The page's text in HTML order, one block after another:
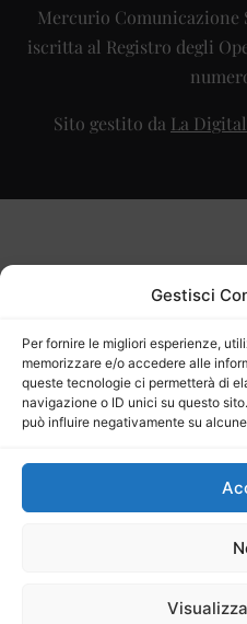
Gestisci
Per fornire le migliori esperienze,
memorizzare e/o accedere alle
queste tecnologie ci permetterà di
navigazione o ID unici su questo
può influire negativamente su
Mercurio Comunicazione
iscritta al Registro degli
Sito gestito da La